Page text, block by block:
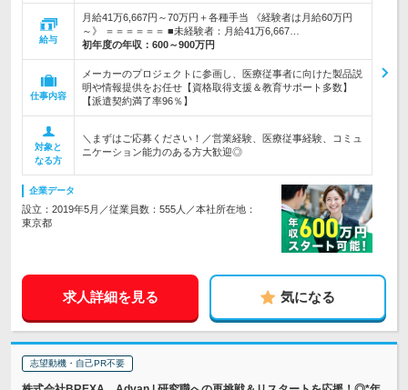
給与
月給41万6,667円～70万円＋各種手当 《経験者は月給60万円
～》 ＝＝＝＝＝＝ ■未経験者：月給41万6,667…
初年度の年収： 600～900万円
仕事内容
メーカーのプロジェクトに参画し、医療従事者に向けた製品説
明や情報提供をお任せ【資格取得支援＆教育サポート多数】
【派遣契約満了率96％】
対象と
なる方
＼まずはご応募ください！／営業経験、医療従事経験、コミュ
ニケーション能力のある方大歓迎◎
企業データ
設立：2019年5月／従業員数：555人／本社所在地：
東京都
求人詳細を見る 気になる
志望動機・自己PR不要